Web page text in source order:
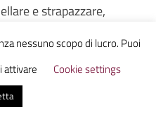
e strapazzare,
(9,95€)
nessuno scopo di lucro. Puoi
attivare
Cookie settings